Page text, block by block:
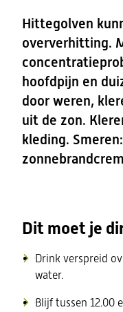
Hittegolven
oververhitting.
hoofdpijn en
door weren,
uit de zon.
kleding.
Dit moet je
Drink verspreid
water.
Blijf tussen 12.00